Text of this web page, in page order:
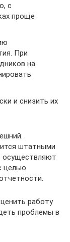
с
проще
При
на
и снизить их
штатными
осуществляют
целью
работу
проблемы в